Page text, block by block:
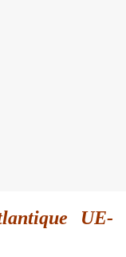
UE-